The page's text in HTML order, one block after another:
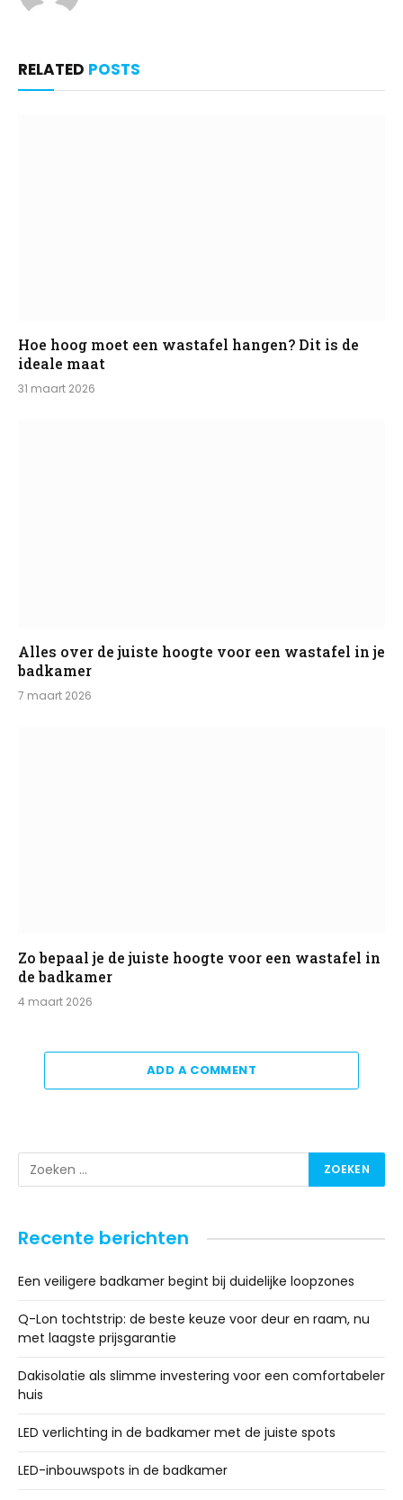
RELATED POSTS
Hoe hoog moet een wastafel hangen? Dit is de
ideale maat
31 maart 2026
Alles over de juiste hoogte voor een wastafel in je
badkamer
7 maart 2026
Zo bepaal je de juiste hoogte voor een wastafel in
de badkamer
4 maart 2026
ADD A COMMENT
Recente berichten
Een veiligere badkamer begint bij duidelijke loopzones
Q-Lon tochtstrip: de beste keuze voor deur en raam, nu
met laagste prijsgarantie
Dakisolatie als slimme investering voor een comfortabeler
huis
LED verlichting in de badkamer met de juiste spots
LED-inbouwspots in de badkamer